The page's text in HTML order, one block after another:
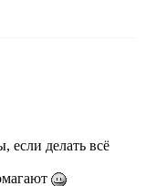
если делать всё